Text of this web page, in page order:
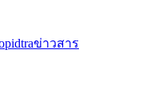
ข่าวสาร